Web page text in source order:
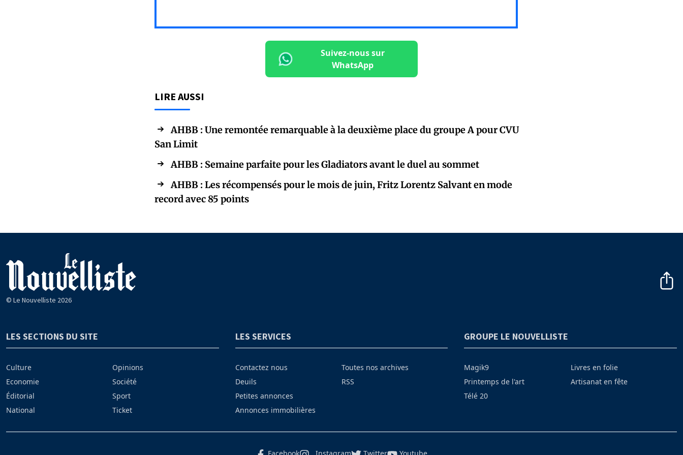
Suivez-nous sur
WhatsApp
LIRE AUSSI
AHBB : Une remontée remarquable à la deuxième place du groupe A pour CVU
San Limit
AHBB : Semaine parfaite pour les Gladiators avant le duel au sommet
AHBB : Les récompensés pour le mois de juin, Fritz Lorentz Salvant en mode
record avec 85 points
© Le Nouvelliste 2026
LES SECTIONS DU SITE
Culture
Economie
Éditorial
National
Opinions
Société
Sport
Ticket
LES SERVICES
Contactez nous
Deuils
Petites annonces
Annonces immobilières
Toutes nos archives
RSS
GROUPE LE NOUVELLISTE
Magik9
Printemps de l'art
Télé 20
Livres en folie
Artisanat en fête